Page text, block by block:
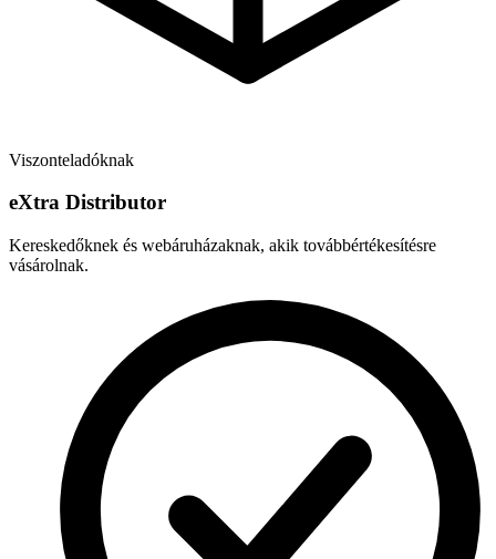
Viszonteladóknak
eXtra Distributor
Kereskedőknek és webáruházaknak, akik továbbértékesítésre
vásárolnak.